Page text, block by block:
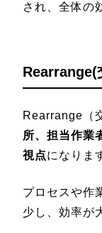
され、全体の
Rearrange(
Rearrange（
所、担当作業
視点になりま
プロセスや作
少し、効率が